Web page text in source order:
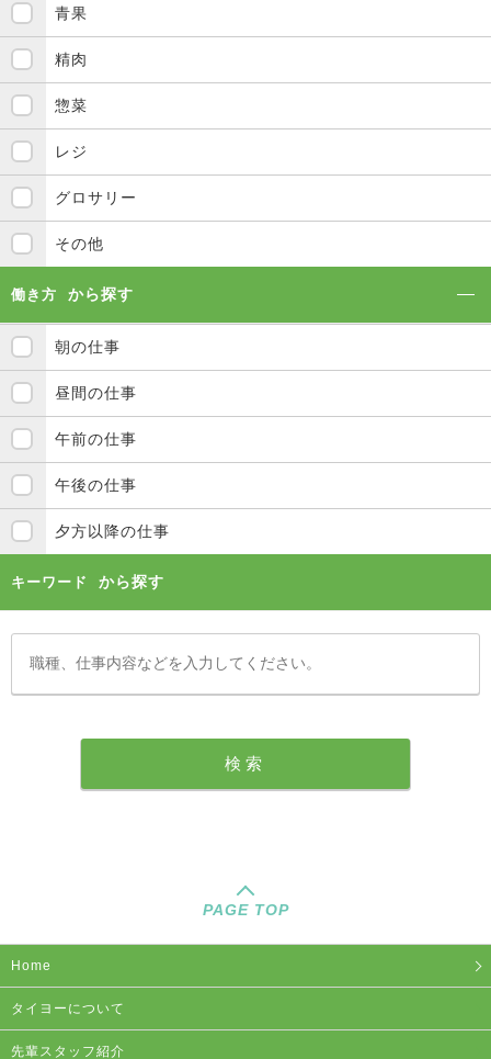
青果
精肉
惣菜
レジ
グロサリー
その他
働き方 から探す
朝の仕事
昼間の仕事
午前の仕事
午後の仕事
夕方以降の仕事
キーワード から探す
PAGE TOP
Home
タイヨーについて
先輩スタッフ紹介